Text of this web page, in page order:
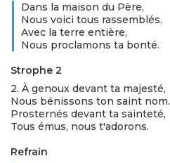
Dans la maison du Père,
Nous voici tous rassemblés.
Avec la terre entière,
Nous proclamons ta bonté.
Strophe 2
2. À genoux devant ta majesté,
Nous bénissons ton saint nom.
Prosternés devant ta sainteté,
Tous émus, nous t'adorons.
Refrain